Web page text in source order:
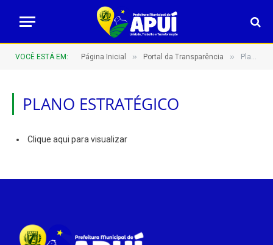
VOCÊ ESTÁ EM: Página Inicial » Portal da Transparência » Plano Estratégico
PLANO ESTRATÉGICO
Clique aqui para visualizar